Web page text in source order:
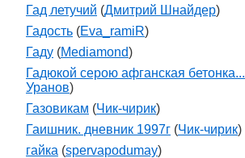
Гад летучий (Дмитрий Шнайдер)
Гадость (Eva_ramiR)
Гаду (Mediamond)
Гадюкой серою афганская бетонка...
Уранов)
Газовикам (Чик-чирик)
Гаишник. дневник 1997г (Чик-чирик)
гайка (spervapodumay)